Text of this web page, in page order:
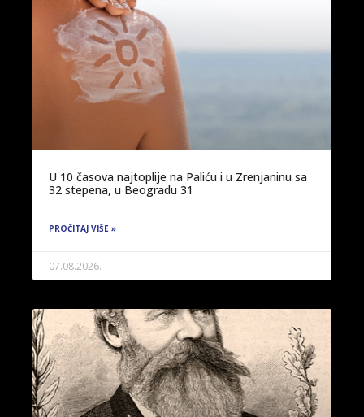
U 10 časova najtoplije na Paliću i u Zrenjaninu sa
32 stepena, u Beogradu 31
PROČITAJ VIŠE »
07.08.2026.